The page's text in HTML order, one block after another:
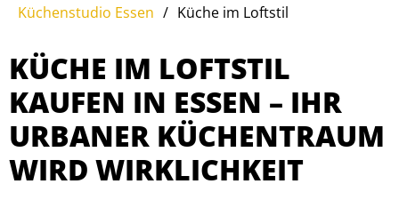
Küchenstudio Essen / Küche im Loftstil
KÜCHE IM LOFTSTIL
KAUFEN IN ESSEN – IHR
URBANER KÜCHENTRAUM
WIRD WIRKLICHKEIT